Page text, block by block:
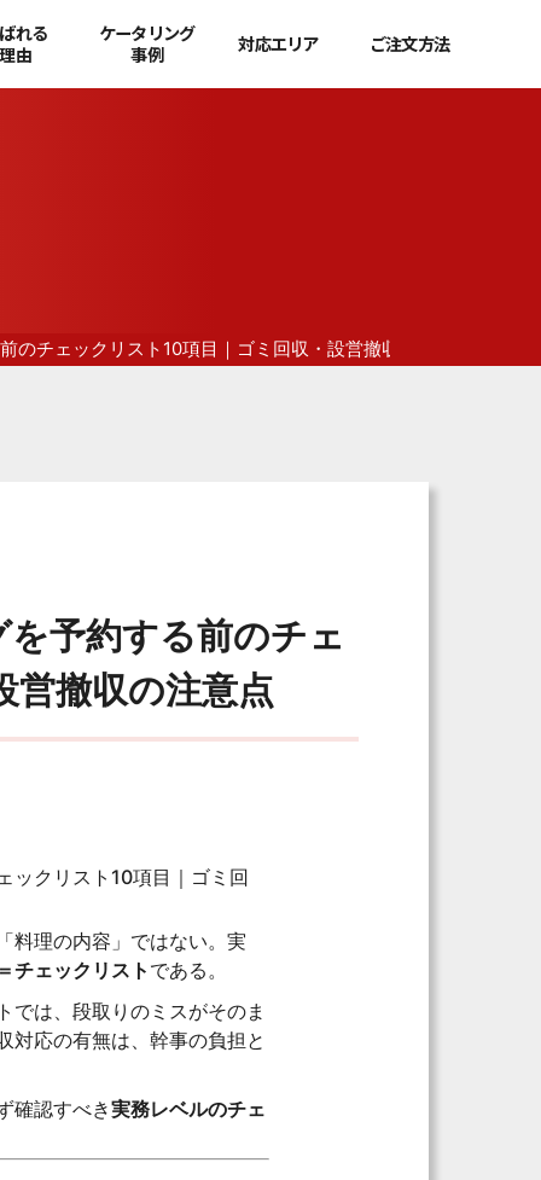
れる
理由
ケータリング
事例
対応エリア ご注文方法
のチェックリスト10項目｜ゴミ回収・設営撤収の注意点
を予約する前のチェ
営撤収の注意点
ックリスト10項目｜ゴミ回
料理の内容」ではない。実
チェックリスト である。
では、段取りのミスがそのま
対応の有無は、幹事の負担と
確認すべき実務レベルのチェ